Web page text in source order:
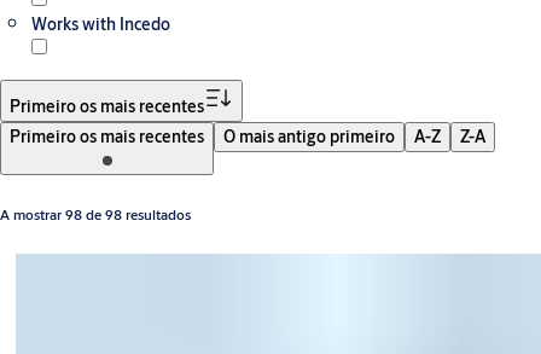
Works with Incedo
Primeiro os mais recentes
Primeiro os mais recentes
O mais antigo primeiro A-Z Z-A
A mostrar 98 de 98 resultados